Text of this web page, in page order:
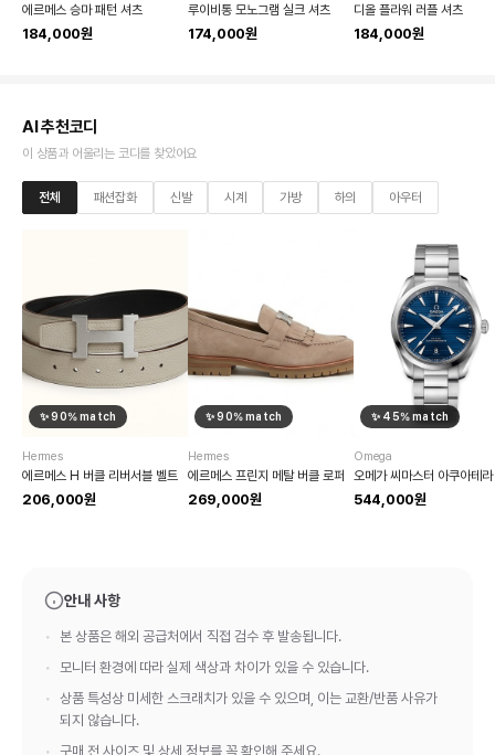
에르메스 승마 패턴 셔츠
184,000원
루이비통 모노그램 실크 셔츠
174,000원
디올 플라워 러플 셔츠
184,000원
AI 추천코디
이 상품과 어울리는 코디를 찾았어요
전체 패션잡화 신발 시계 가방 하의 아우터
✨90% match
Hermes
에르메스 H 버클 리버서블 벨트
206,000원
✨90% match
Hermes
에르메스 프린지 메탈 버클 로퍼
269,000원
✨ 45% match
Omega
544,000원
안내 사항
본 상품은 해외 공급처에서 직접 검수 후 발송됩니다.
모니터 환경에 따라 실제 색상과 차이가 있을 수 있습니다.
상품 특성상 미세한 스크래치가 있을 수 있으며, 이는 교환/반품 사유가
되지 않습니다.
구매 전 사이즈 및 상세 정보를 꼭 확인해 주세요.